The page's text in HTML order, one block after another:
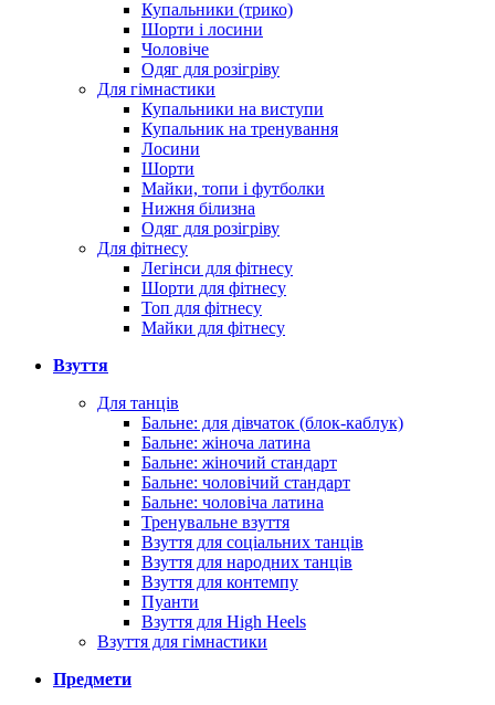
Купальники (трико)
Шорти і лосини
Чоловіче
Одяг для розігріву
Для гімнастики
Купальники на виступи
Купальник на тренування
Лосини
Шорти
Майки, топи і футболки
Нижня білизна
Одяг для розігріву
Для фітнесу
Легінси для фітнесу
Шорти для фітнесу
Топ для фітнесу
Майки для фітнесу
Взуття
Для танців
Бальне: для дівчаток (блок-каблук)
Бальне: жіноча латина
Бальне: жіночий стандарт
Бальне: чоловічий стандарт
Бальне: чоловіча латина
Тренувальне взуття
Взуття для соціальних танців
Взуття для народних танців
Взуття для контемпу
Пуанти
Взуття для High Heels
Взуття для гімнастики
Предмети